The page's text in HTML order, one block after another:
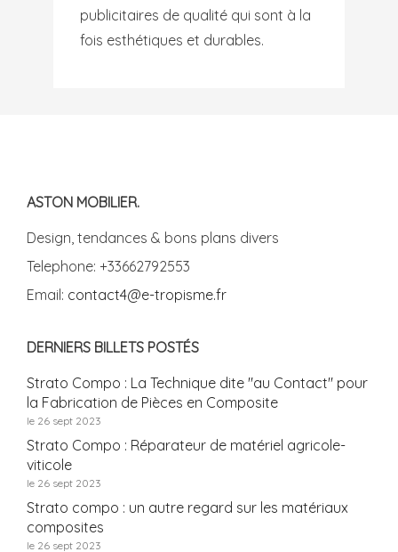
publicitaires de qualité qui sont à la
fois esthétiques et durables.
ASTON MOBILIER.
Design, tendances & bons plans divers
Telephone: +33662792553
Email: contact4@e-tropisme.fr
DERNIERS BILLETS POSTÉS
Strato Compo : La Technique dite "au Contact" pour
la Fabrication de Pièces en Composite
le 26 sept 2023
Strato Compo : Réparateur de matériel agricole-
viticole
le 26 sept 2023
Strato compo : un autre regard sur les matériaux
composites
le 26 sept 2023